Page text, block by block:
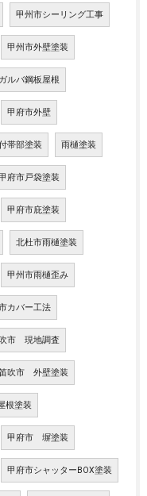
甲州市シーリング工事
甲州市外壁塗装
ガルバ鋼板屋根
甲府市外壁
帯部塗装 雨樋塗装
府市戸袋塗装
甲府市庇塗装
北杜市雨樋塗装
甲州市雨樋歪み
カバー工法
市 現地調査
吹市 外壁塗装
根塗装
甲府市 塀塗装
甲府市シャッターBOX塗装